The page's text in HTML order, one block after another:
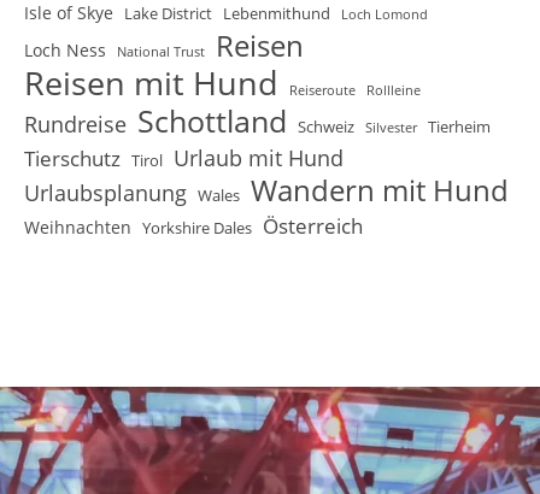
Isle of Skye Lake District Lebenmithund Loch Lomond
Loch Ness National Trust Reisen
Reisen mit Hund Reiseroute Rollleine
Rundreise Schottland Schweiz Silvester Tierheim
Tierschutz Tirol Urlaub mit Hund
Urlaubsplanung Wales Wandern mit Hund
Weihnachten Yorkshire Dales Österreich